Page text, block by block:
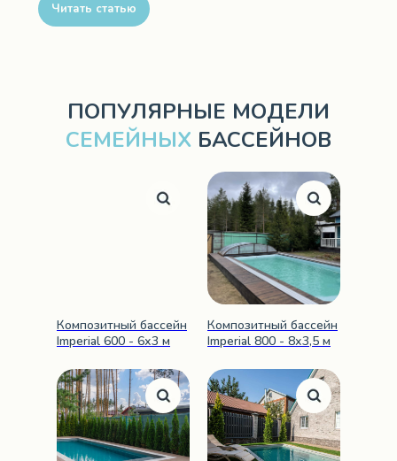
Читать статью
ПОПУЛЯРНЫЕ МОДЕЛИ
СЕМЕЙНЫХ БАССЕЙНОВ
Композитный бассейн
Imperial 600 - 6х3 м
Композитный бассейн
Imperial 800 - 8х3,5 м